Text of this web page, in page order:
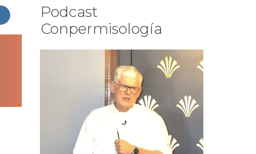
Podcast
Conpermisología